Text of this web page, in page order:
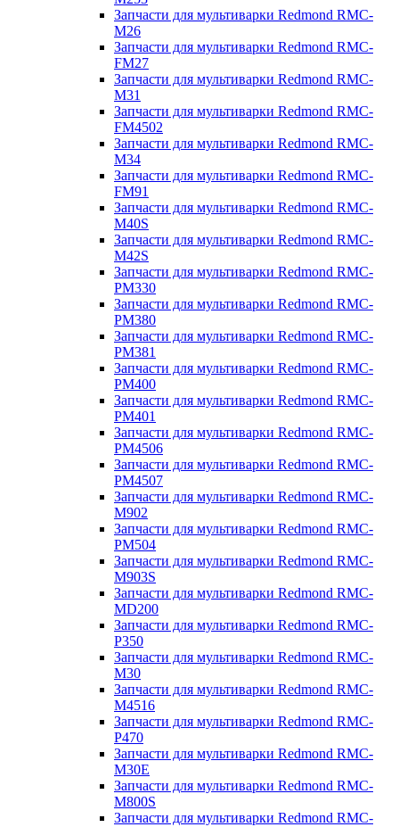
Запчасти для мультиварки Redmond RMC-
M26
Запчасти для мультиварки Redmond RMC-
FM27
Запчасти для мультиварки Redmond RMC-
M31
Запчасти для мультиварки Redmond RMC-
FM4502
Запчасти для мультиварки Redmond RMC-
M34
Запчасти для мультиварки Redmond RMC-
FM91
Запчасти для мультиварки Redmond RMC-
M40S
Запчасти для мультиварки Redmond RMC-
M42S
Запчасти для мультиварки Redmond RMC-
PM330
Запчасти для мультиварки Redmond RMC-
PM380
Запчасти для мультиварки Redmond RMC-
PM381
Запчасти для мультиварки Redmond RMC-
PM400
Запчасти для мультиварки Redmond RMC-
PM401
Запчасти для мультиварки Redmond RMC-
PM4506
Запчасти для мультиварки Redmond RMC-
PM4507
Запчасти для мультиварки Redmond RMC-
M902
Запчасти для мультиварки Redmond RMC-
PM504
Запчасти для мультиварки Redmond RMC-
M903S
Запчасти для мультиварки Redmond RMC-
MD200
Запчасти для мультиварки Redmond RMC-
P350
Запчасти для мультиварки Redmond RMC-
M30
Запчасти для мультиварки Redmond RMC-
M4516
Запчасти для мультиварки Redmond RMC-
P470
Запчасти для мультиварки Redmond RMC-
M30E
Запчасти для мультиварки Redmond RMC-
M800S
Запчасти для мультиварки Redmond RMC-